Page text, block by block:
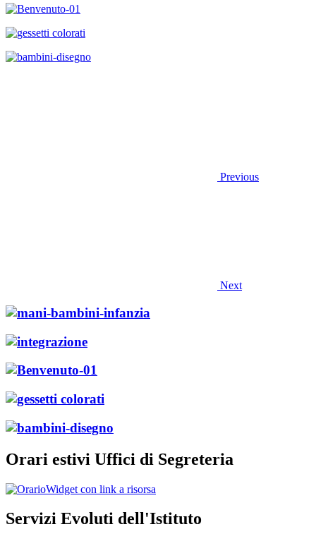
Previous
Next
Orari estivi Uffici di Segreteria
Widget con link a risorsa
Servizi Evoluti dell'Istituto